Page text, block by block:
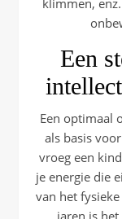
klimmen,
Een
Een optimaal
als basis
vroeg een
je energie die
van het
jaren is